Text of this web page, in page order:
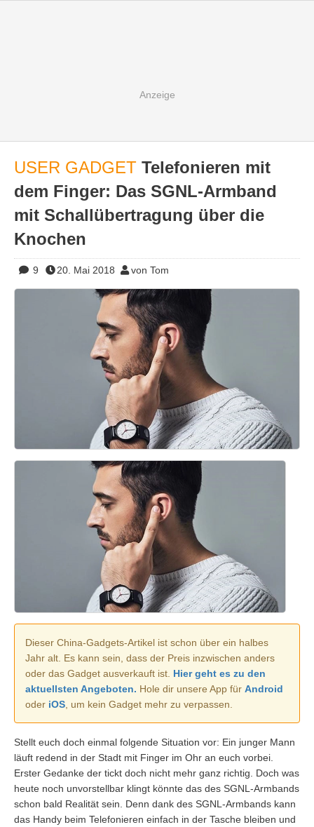
USER GADGET Telefonieren mit
dem Finger: Das SGNL-Armband
mit Schallübertragung über die
Knochen
9 20. Mai 2018 von Tom
Dieser China-Gadgets-Artikel ist schon über ein halbes
Jahr alt. Es kann sein, dass der Preis inzwischen anders
oder das Gadget ausverkauft ist. Hier geht es zu den
aktuellsten Angeboten. Hole dir unsere App für Android
oder iOS, um kein Gadget mehr zu verpassen.
Stellt euch doch einmal folgende Situation vor: Ein junger Mann
läuft redend in der Stadt mit Finger im Ohr an euch vorbei.
Erster Gedanke der tickt doch nicht mehr ganz richtig. Doch was
heute noch unvorstellbar klingt könnte das des SGNL-Armbands
schon bald Realität sein. Denn dank des SGNL-Armbands kann
das Handy beim Telefonieren einfach in der Tasche bleiben und